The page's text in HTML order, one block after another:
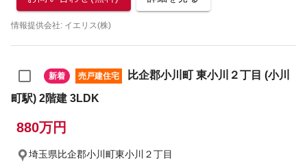
情報提供会社: イエリス(株)
新着 売戸建住宅
比企郡小川町 東小川２丁目 (小川
町駅) 2階建 3LDK
880万円
埼玉県比企郡小川町東小川２丁目